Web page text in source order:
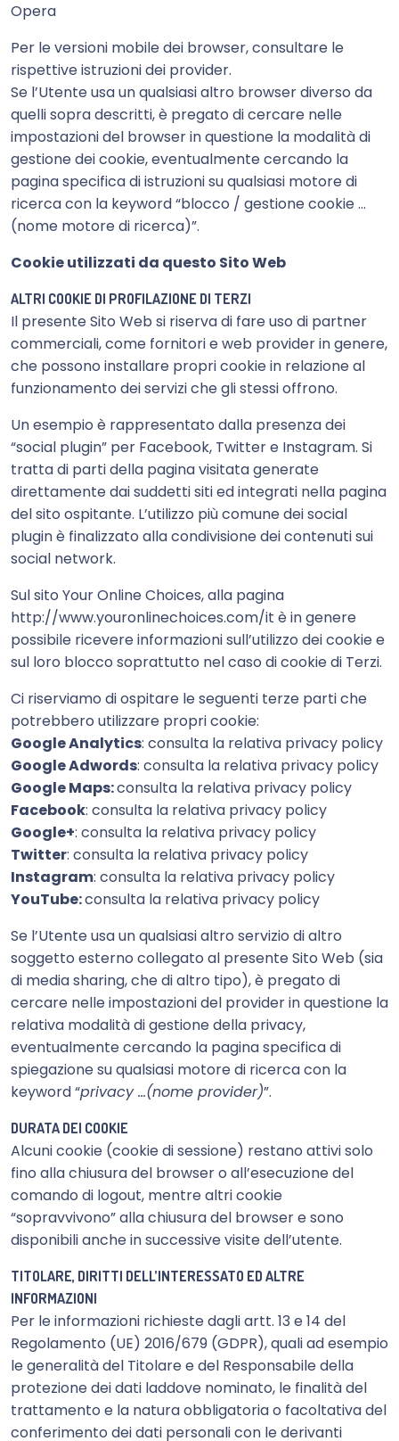
Opera
Per le versioni mobile dei browser, consultare le
rispettive istruzioni dei provider.
Se l’Utente usa un qualsiasi altro browser diverso da
quelli sopra descritti, è pregato di cercare nelle
impostazioni del browser in questione la modalità di
gestione dei cookie, eventualmente cercando la
pagina specifica di istruzioni su qualsiasi motore di
ricerca con la keyword “blocco / gestione cookie …
(nome motore di ricerca)”.
Cookie utilizzati da questo Sito Web
ALTRI COOKIE DI PROFILAZIONE DI TERZI
Il presente Sito Web si riserva di fare uso di partner
commerciali, come fornitori e web provider in genere,
che possono installare propri cookie in relazione al
funzionamento dei servizi che gli stessi offrono.
Un esempio è rappresentato dalla presenza dei
“social plugin” per Facebook, Twitter e Instagram. Si
tratta di parti della pagina visitata generate
direttamente dai suddetti siti ed integrati nella pagina
del sito ospitante. L’utilizzo più comune dei social
plugin è finalizzato alla condivisione dei contenuti sui
social network.
Sul sito Your Online Choices, alla pagina
http://www.youronlinechoices.com/it è in genere
possibile ricevere informazioni sull’utilizzo dei cookie e
sul loro blocco soprattutto nel caso di cookie di Terzi.
Ci riserviamo di ospitare le seguenti terze parti che
potrebbero utilizzare propri cookie:
Google Analytics: consulta la relativa privacy policy
Google Adwords: consulta la relativa privacy policy
Google Maps:consulta la relativa privacy policy
Facebook: consulta la relativa privacy policy
Google+: consulta la relativa privacy policy
Twitter: consulta la relativa privacy policy
Instagram: consulta la relativa privacy policy
YouTube:consulta la relativa privacy policy
Se l’Utente usa un qualsiasi altro servizio di altro
soggetto esterno collegato al presente Sito Web (sia
di media sharing, che di altro tipo), è pregato di
cercare nelle impostazioni del provider in questione la
relativa modalità di gestione della privacy,
eventualmente cercando la pagina specifica di
spiegazione su qualsiasi motore di ricerca con la
keyword “privacy …(nome provider)”.
DURATA DEI COOKIE
Alcuni cookie (cookie di sessione) restano attivi solo
fino alla chiusura del browser o all’esecuzione del
comando di logout, mentre altri cookie
“sopravvivono” alla chiusura del browser e sono
disponibili anche in successive visite dell’utente.
TITOLARE, DIRITTI DELL’INTERESSATO ED ALTRE
INFORMAZIONI
Per le informazioni richieste dagli artt. 13 e 14 del
Regolamento (UE) 2016/679 (GDPR), quali ad esempio
le generalità del Titolare e del Responsabile della
protezione dei dati laddove nominato, le finalità del
trattamento e la natura obbligatoria o facoltativa del
conferimento dei dati personali con le derivanti